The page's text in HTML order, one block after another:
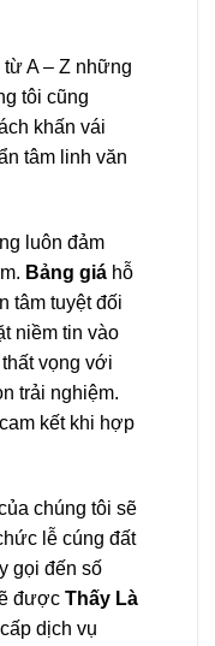
A – Z những
tôi cũng
khấn vái
tâm linh văn
luôn đảm
Bảng giá hỗ
tâm tuyệt đối
niềm tin vào
vọng với
trải nghiệm.
kết khi hợp
chúng tôi sẽ
lễ cúng đất
gọi đến số
được Thấy Là
dịch vụ